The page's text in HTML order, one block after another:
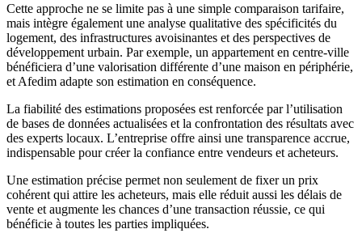
Cette approche ne se limite pas à une simple comparaison tarifaire,
mais intègre également une analyse qualitative des spécificités du
logement, des infrastructures avoisinantes et des perspectives de
développement urbain. Par exemple, un appartement en centre-ville
bénéficiera d’une valorisation différente d’une maison en périphérie,
et Afedim adapte son estimation en conséquence.
La fiabilité des estimations proposées est renforcée par l’utilisation
de bases de données actualisées et la confrontation des résultats avec
des experts locaux. L’entreprise offre ainsi une transparence accrue,
indispensable pour créer la confiance entre vendeurs et acheteurs.
Une estimation précise permet non seulement de fixer un prix
cohérent qui attire les acheteurs, mais elle réduit aussi les délais de
vente et augmente les chances d’une transaction réussie, ce qui
bénéficie à toutes les parties impliquées.